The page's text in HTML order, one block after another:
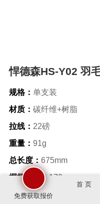
悍德森HS-Y02 羽
规格： 单支装
材质： 碳纤维+树脂
拉线： 22磅
重量： 91g
总长度： 675mm
握柄长度： 170mm
配件：拍包一个
免费获取报价
首 页